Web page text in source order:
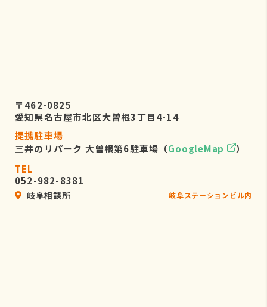
〒462-0825
愛知県名古屋市北区大曽根3丁目4-14
提携駐車場
三井のリパーク 大曽根第6駐車場（GoogleMap
）
TEL
052-982-8381
岐阜相談所 岐阜ステーションビル内